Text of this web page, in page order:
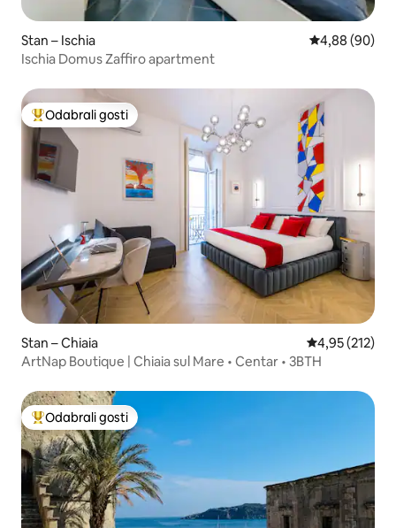
Stan – Ischia Prosječna
4,88 (90)
Ischia Domus Zaffiro apartment
Među najviše rangiranima s oznakom „Odabrali gosti”
Odabrali gosti
Stan – Chiaia Prosječna
4,95 (212)
ArtNap Boutique | Chiaia sul Mare • Centar • 3BTH
Među najviše rangiranima s oznakom „Odabrali gosti”
Odabrali gosti